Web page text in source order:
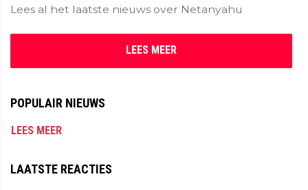
Lees al het laatste nieuws over Netanyahu
LEES MEER
POPULAIR NIEUWS
LEES MEER
LAATSTE REACTIES